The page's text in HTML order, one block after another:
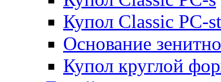
Купол Classic PC-st
Основание
Купол круглой